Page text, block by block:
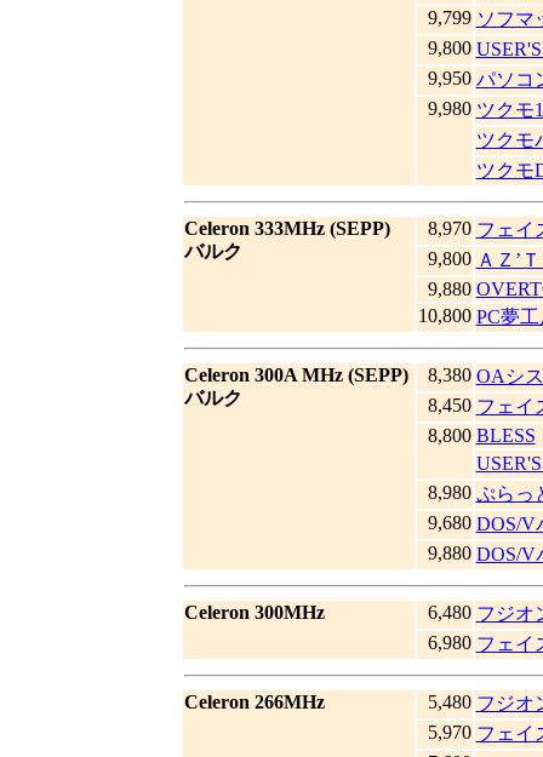
9,799 ソフマ
9,800
9,950 パソコ
9,980 ツクモ
ツクモ
ツクモ
Celeron 333MHz (SEPP)
バルク
8,970 フェイ
9,800 ＡＺ’
9,880
10,800 PC夢工
Celeron 300A MHz (SEPP)
バルク
8,380 OAシ
8,450 フェイ
8,800 BLESS
8,980 ぷらっ
9,680 DOS/V
9,880 DOS/V
Celeron 300MHz 6,480 フジオ
6,980 フェイ
Celeron 266MHz 5,480 フジオ
5,970 フェイ